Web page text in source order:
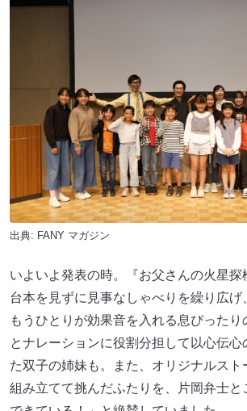
出典: FANY マガジン
いよいよ発表の時。『お父さんの火星探
台本を見ずに見事なしゃべりを繰り広げ
もうひとりが効果音を入れる息ぴった
とナレーションに役割分担して以心伝
た双子の姉妹も。また、オリジナルスト
組み立てて挑んだふたりを、片岡弁士と